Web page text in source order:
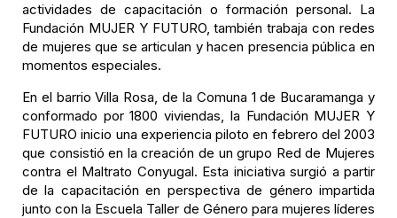
actividades de capacitación o formación personal. La
Fundación MUJER Y FUTURO, también trabaja con redes
de mujeres que se articulan y hacen presencia pública en
momentos especiales.
En el barrio Villa Rosa, de la Comuna 1 de Bucaramanga y
conformado por 1800 viviendas, la Fundación MUJER Y
FUTURO inicio una experiencia piloto en febrero del 2003
que consistió en la creación de un grupo Red de Mujeres
contra el Maltrato Conyugal. Esta iniciativa surgió a partir
de la capacitación en perspectiva de género impartida
junto con la Escuela Taller de Género para mujeres líderes